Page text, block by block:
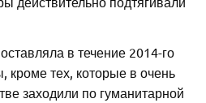
в течение 2014-го
кроме тех, которые в очень
заходили по гуманитарной